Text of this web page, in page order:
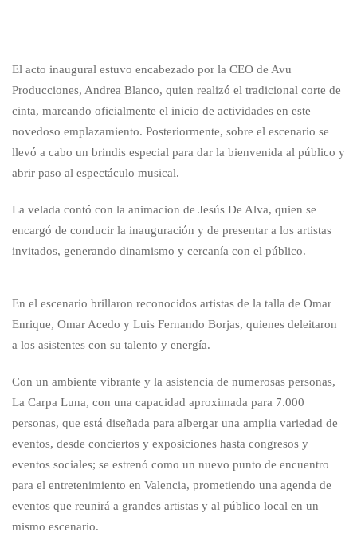
El acto inaugural estuvo encabezado por la CEO de Avu
Producciones, Andrea Blanco, quien realizó el tradicional corte de
cinta, marcando oficialmente el inicio de actividades en este
novedoso emplazamiento. Posteriormente, sobre el escenario se
llevó a cabo un brindis especial para dar la bienvenida al público y
abrir paso al espectáculo musical.
La velada contó con la animacion de Jesús De Alva, quien se
encargó de conducir la inauguración y de presentar a los artistas
invitados, generando dinamismo y cercanía con el público.
En el escenario brillaron reconocidos artistas de la talla de Omar
Enrique, Omar Acedo y Luis Fernando Borjas, quienes deleitaron
a los asistentes con su talento y energía.
Con un ambiente vibrante y la asistencia de numerosas personas,
La Carpa Luna, con una capacidad aproximada para 7.000
personas, que está diseñada para albergar una amplia variedad de
eventos, desde conciertos y exposiciones hasta congresos y
eventos sociales; se estrenó como un nuevo punto de encuentro
para el entretenimiento en Valencia, prometiendo una agenda de
eventos que reunirá a grandes artistas y al público local en un
mismo escenario.